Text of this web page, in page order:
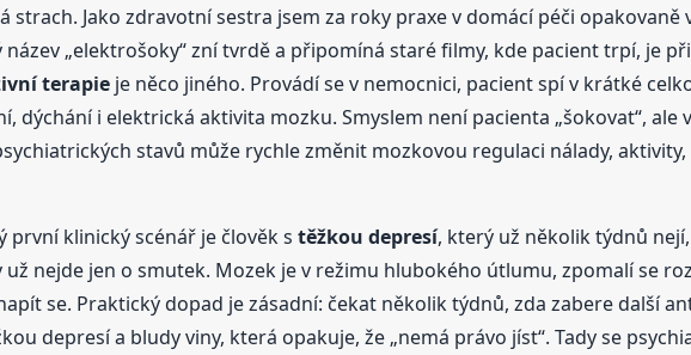
strach. Jako zdravotní sestra jsem za roky praxe v domácí péči opakovaně
„elektrošoky“ zní tvrdě a připomíná staré filmy, kde pacient trpí, je
terapieje něco jiného. Provádí se v nemocnici, pacient spí v krátké
dýchání i elektrická aktivita mozku. Smyslem není pacienta „šokovat“, ale
stavů může rychle změnit mozkovou regulaci nálady,
klinický scénář je člověk s těžkou depresí, který už několik týdnů
už nejde jen o smutek. Mozek je v režimu hlubokého útlumu, zpomalí se
se. Praktický dopad je zásadní: čekat několik týdnů, zda zabere další
depresí a bludy viny, která opakuje, že „nemá právo jíst“. Tady se